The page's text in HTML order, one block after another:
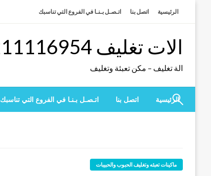
الرئيسية اتصل بنا اتـصـل بـنـا في الفروع التي تناسبك
الات تغليف 01211116954 – 01211116956 – 01211116958
الة تغليف – مكن تعبئة وتغليف
الرئيسية اتصل بنا اتـصـل بـنـا في الفروع التي تناسبك
ماكينات تعبئه وتغليف الحبوب والحبيبات